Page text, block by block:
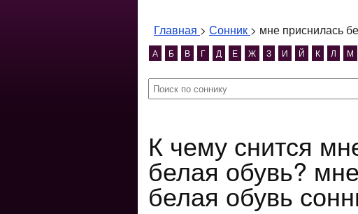
Главная > Сонник > мне приснилась
А Б В Г Д Е Ж З И Й К Л М
К чему снится мне приснилась
белая обувь?
белая обувь